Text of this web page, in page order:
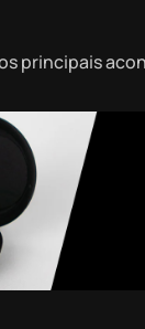
principais